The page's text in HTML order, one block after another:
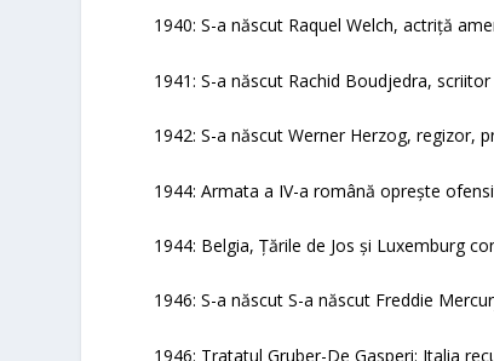
1940: S-a născut Raquel Welch, actriță
1941: S-a născut Rachid Boudjedra,
1942: S-a născut Werner Herzog, regizor,
1944: Armata a IV-a română oprește
1944: Belgia, Țările de Jos și Luxemburg
1946: S-a născut S-a născut Freddie
1946: Tratatul Gruber-De Gasperi: Italia